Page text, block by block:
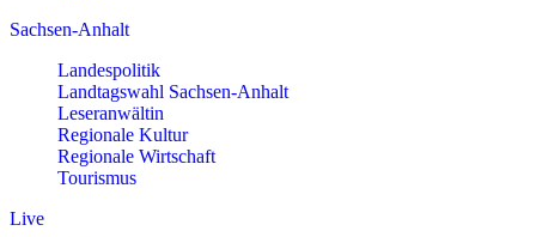
Sachsen-Anhalt
Landespolitik
Landtagswahl Sachsen-Anhalt
Leseranwältin
Regionale Kultur
Regionale Wirtschaft
Tourismus
Live